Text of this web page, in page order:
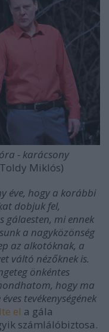
- karácsony
Miklós)
éve, hogy a korábbi
dobjuk fel,
gálaesten, mi ennek
a nagyközönség
az alkotóknak, a
váltó nézőknek is.
önkéntes
hogy ma
tevékenységének
el a gála
számlálóbiztosa.